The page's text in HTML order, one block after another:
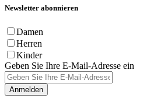
Newsletter abonnieren
Damen
Herren
Kinder
Geben Sie Ihre E-Mail-Adresse ein
Anmelden